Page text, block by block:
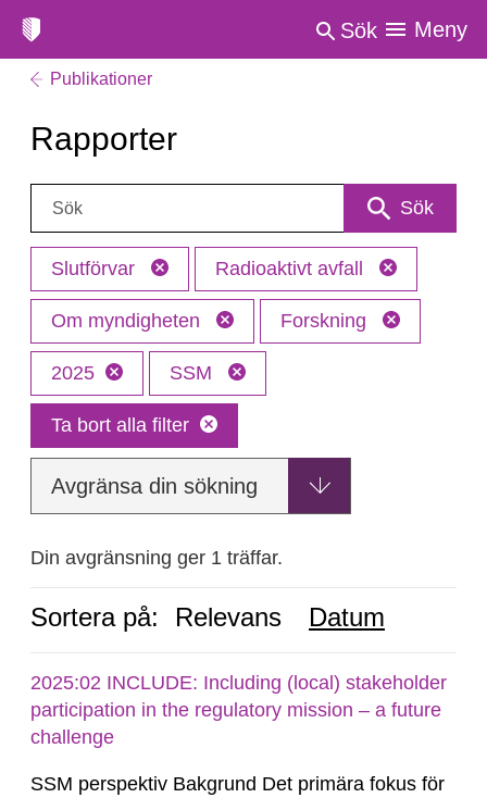
Sök Meny
Publikationer
Rapporter
Sök: Sök
Slutförvar Radioaktivt avfall
Om myndigheten Forskning
2025 SSM
Ta bort alla filter
Avgränsa din sökning
Din avgränsning ger 1 träffar.
Sortera på: Relevans Datum
2025:02 INCLUDE: Including (local) stakeholder
participation in the regulatory mission – a future
challenge
SSM perspektiv Bakgrund Det primära fokus för